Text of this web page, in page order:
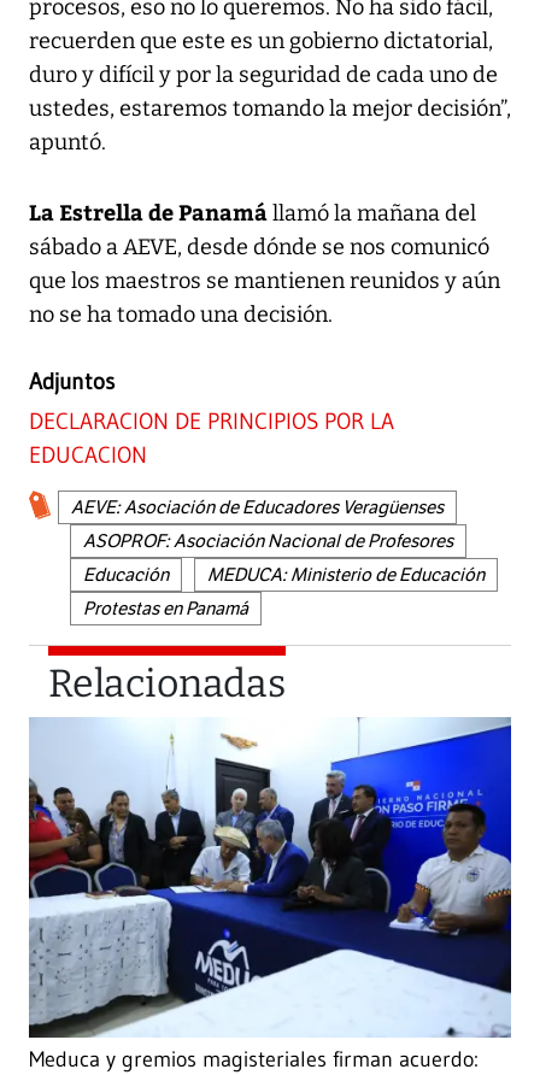
procesos, eso no lo queremos. No ha sido fácil,
recuerden que este es un gobierno dictatorial,
duro y difícil y por la seguridad de cada uno de
ustedes, estaremos tomando la mejor decisión”,
apuntó.
La Estrella de Panamállamó la mañana del
sábado a AEVE, desde dónde se nos comunicó
que los maestros se mantienen reunidos y aún
no se ha tomado una decisión.
Adjuntos
DECLARACION DE PRINCIPIOS POR LA
EDUCACION
AEVE: Asociación de Educadores Veragüenses
ASOPROF: Asociación Nacional de Profesores
Educación
MEDUCA: Ministerio de Educación
Protestas en Panamá
Relacionadas
Meduca y gremios magisteriales firman acuerdo: